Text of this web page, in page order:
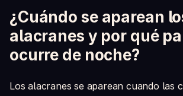
¿Cuándo se aparean
alacranes y por qué
ocurre de noche?
Los alacranes se aparean cuando las